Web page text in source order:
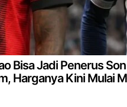
Bisa Jadi Penerus
Harganya Kini Mulai